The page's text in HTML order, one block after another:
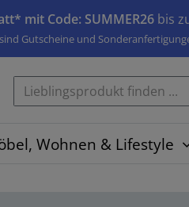
mit Code: SUMMER26 bis
Gutscheine und
Wohnen & Lifestyle